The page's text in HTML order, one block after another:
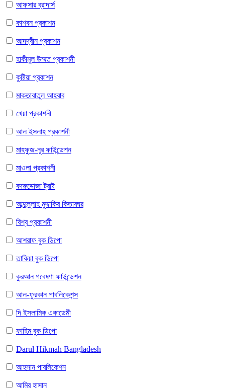
আফসার ব্রাদার্স
কাশবন প্রকাশন
আদদ্বীন প্রকাশন
হাকীমুল উম্মত প্রকাশনী
কুষ্টিয়া প্রকাশন
মাকতাবাতুল আহবাব
খেয়া প্রকাশনী
আল ইসলাহ প্রকাশনী
মাহফুজ-নূর ফাউন্ডেশন
মাওলা প্রকাশনী
বদরুদ্দোজা ট্রাষ্ট
আব্দুল্লাহ মুদ্দাকির কিতাবঘর
বিশ্ব প্রকাশনী
আশরাফ বুক ডিপো
তাকিয়া বুক ডিপো
কুরআন গবেষণা ফাউন্ডেশন
আল-ফুরকান পাবলিকেশন্স
দি ইসলামিক একাডেমী
ফাহিম বুক ডিপো
Darul Hikmah Bangladesh
আহসান পাবলিকেশন
আমির হাসান